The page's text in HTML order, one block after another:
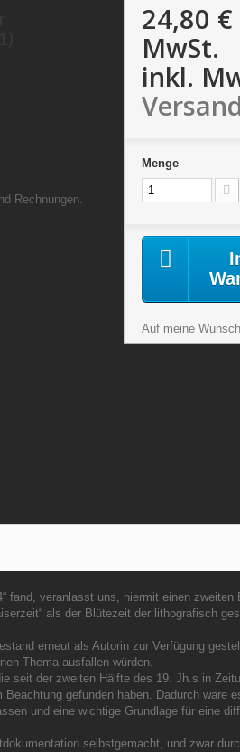
Rechnungen.
24,80 €
MwSt.
inkl.
Menge
Auf meine
fand, veranlasst uns, hiermit einen zweiten
als der Blütezeit der lithografisch
erneut als Autorin zur Verfügung
Thema ausfallen würden.
seit der zweiten Hälfte des 19. Jh.s in
gefunden haben. Dadurch wäre
und eine wichtige Grundlage für eine
selbstgemacht, und zwar